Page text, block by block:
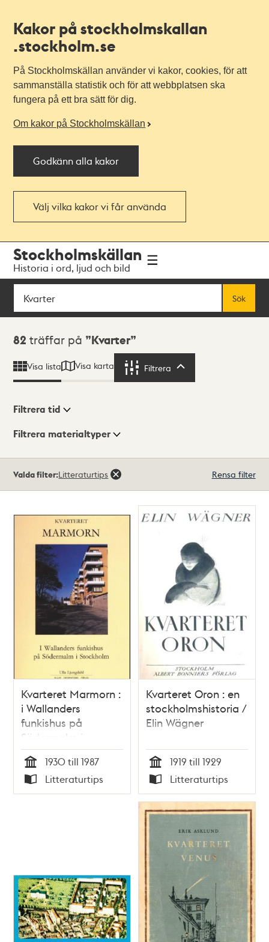
Kakor på stockholmskallan
.stockholm.se
På Stockholmskällan använder vi kakor, cookies, för att
sammanställa statistik och för att webbplatsen ska
fungera på ett bra sätt för dig.
Om kakor på Stockholmskällan
Godkänn alla kakor
Välj vilka kakor vi får använda
navigationen
huvudinnehållet
Stockholmskällan
Historia i ord, ljud och bild
Sök
Sök
Sökresultat
82 träffar på Kvarter
Visa lista Visa karta Filtrera
Visningsläge
Filtrera tid
Filtrera materialtyper
träffar
Valda filter:Litteraturtips Rensa filter
Kvarteret Marmorn :
i Wallanders
funkishus på
Södermalm i
Stockholm :
årsredovisningarna
berättar om åren
1930-1987 i HSB:s
Tid
1930 till 1987
Typ
Litteraturtips
Kvarteret Oron : en
stockholmshistoria /
Elin Wägner
Tid
1919 till 1929
Typ
Litteraturtips